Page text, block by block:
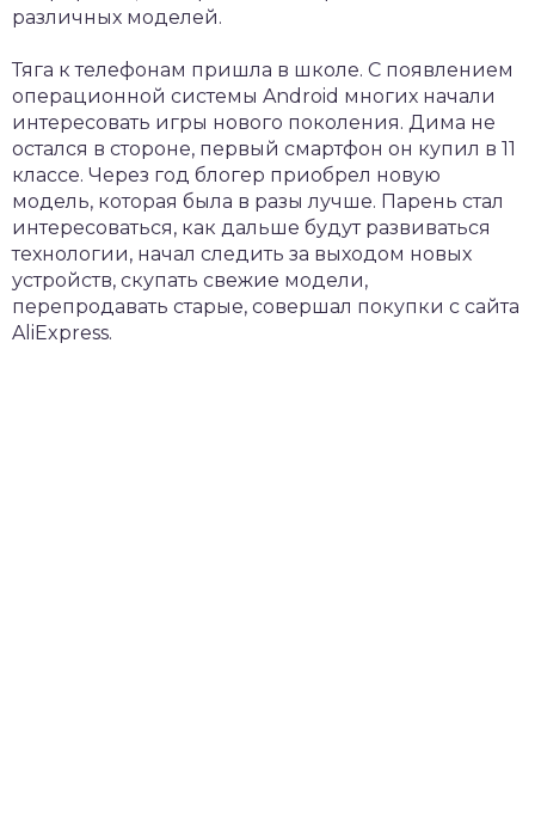
различных моделей.
Тяга к телефонам пришла в школе. С появлением
операционной системы Android многих начали
интересовать игры нового поколения. Дима не
остался в стороне, первый смартфон он купил в 11
классе. Через год блогер приобрел новую
модель, которая была в разы лучше. Парень стал
интересоваться, как дальше будут развиваться
технологии, начал следить за выходом новых
устройств, скупать свежие модели,
перепродавать старые, совершал покупки с сайта
AliExpress.